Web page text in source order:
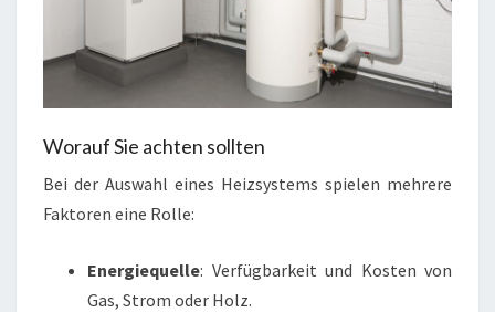
Worauf Sie achten sollten
Bei der Auswahl eines Heizsystems spielen mehrere
Faktoren eine Rolle:
Energiequelle: Verfügbarkeit und Kosten von
Gas, Strom oder Holz.